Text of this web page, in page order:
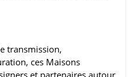
transmission,
ces Maisons